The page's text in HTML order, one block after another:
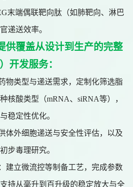
末端偶联靶向肽（如肺靶向、淋巴
递送效率。
供覆盖从设计到生产的完整
开发服务：
物类型与递送需求，定制化筛选脂
核酸类型（mRNA、siRNA等），
稳定性优化。
体外细胞递送与安全性评估，以及
步毒理研究。
建立微流控等制备工艺，完成参数
持从毫升到百升级的稳定放大与全